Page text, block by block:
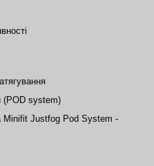
(POD system)
Minifit Justfog Pod System -